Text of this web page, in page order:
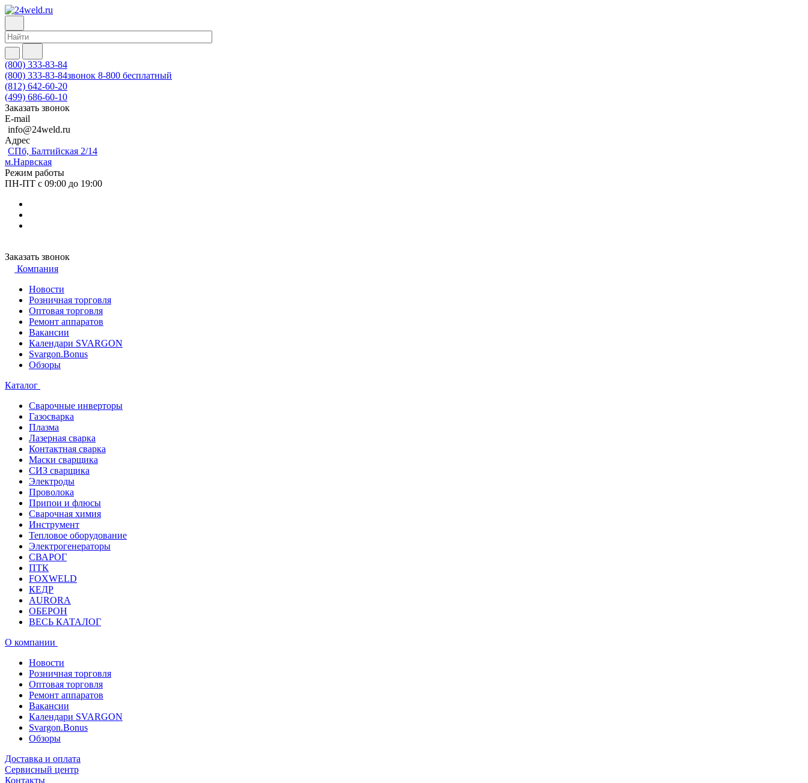
(800) 333-83-84
(800) 333-83-84звонок 8-800 бесплатный
(812) 642-60-20
(499) 686-60-10
Заказать звонок
E-mail
info@24weld.ru
Адрес
СПб, Балтийская 2/14
м.Нарвская
Режим работы
ПН-ПТ с 09:00 до 19:00
Заказать звонок
Компания
Новости
Розничная торговля
Оптовая торговля
Ремонт аппаратов
Вакансии
Календари SVARGON
Svargon.Bonus
Обзоры
Каталог
Сварочные инверторы
Газосварка
Плазма
Лазерная сварка
Контактная сварка
Маски сварщика
СИЗ сварщика
Электроды
Проволока
Припои и флюсы
Сварочная химия
Инструмент
Тепловое оборудование
Электрогенераторы
СВАРОГ
ПТК
FOXWELD
КЕДР
AURORA
ОБЕРОН
ВЕСЬ КАТАЛОГ
О компании
Новости
Розничная торговля
Оптовая торговля
Ремонт аппаратов
Вакансии
Календари SVARGON
Svargon.Bonus
Обзоры
Доставка и оплата
Сервисный центр
Контакты